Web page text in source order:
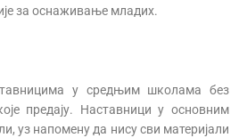
за оснаживање младих.
у средњим школама без
предају. Наставници у основним
уз напомену да нису сви материјали